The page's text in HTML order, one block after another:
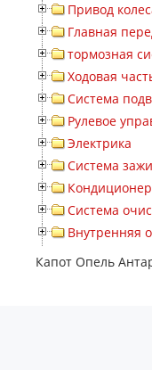
Привод
Главная
тормозная
Ходовая
Система
Рулевое
Электрика
Система
Кондиционер
Система
Внутренняя
Капот Опель